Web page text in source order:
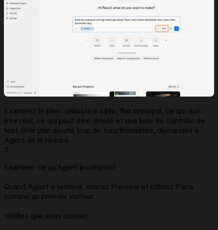
Examinez le plan : utilisateur cible, flux principal, ce qui doit
être réel, ce qui peut être simulé et une liste de contrôle de
test. Si le plan ajoute trop de fonctionnalités, demandez à
Agent de le réduire.
3
Examiner ce qu'Agent a construit
Quand Agent a terminé, ouvrez Preview et utilisez Pace
comme un premier visiteur.
Vérifiez que vous pouvez :